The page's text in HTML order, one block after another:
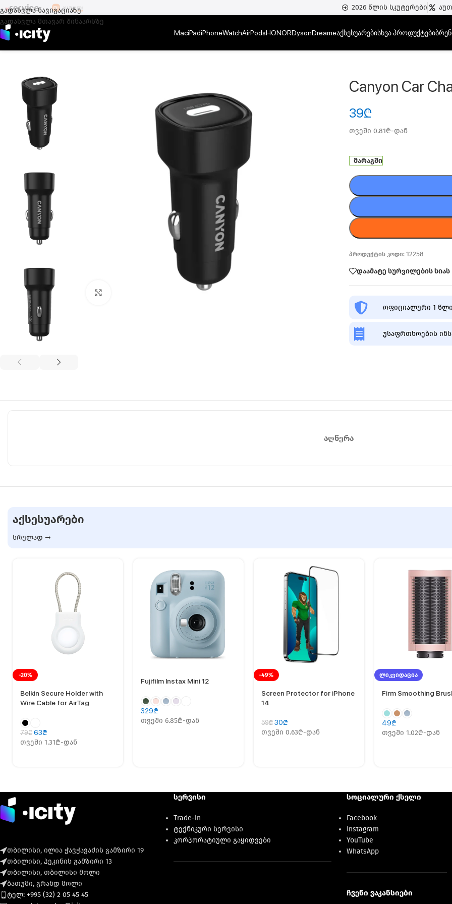
გადასვლა ნავიგაციაზე
გადასვლა მთავარ შინაარსზე
2026 წლის სკუტერები
MaciPadiPhoneWatchAirPodsHONORDysonDreameაქსესუარებისხვა პროდუქტები
Canyon Car
39₾
თვეში 0.81₾-დან
მარაგში
პროდუქტის კოდი: 12258
დაამატე სურვილების სიას
ოფიციალური 1
უსაფრთხოების
ᲐᲦᲬᲔᲠᲐ
ᲐᲥᲡᲔᲡᲣᲐᲠᲔᲑᲘ
სრულად ➞
-20%
Belkin Secure Holder with
Wire Cable for AirTag
79₾ 63₾
თვეში 1.31₾-დან
Fujifilm Instax Mini 12
329₾
თვეში 6.85₾-დან
-49%
Screen Protector for iPhone
14
59₾ 30₾
თვეში 0.63₾-დან
ᲚᲘᲙᲕᲘᲓᲐᲪᲘᲐ
Firm Smoothing
49₾
თვეში 1.02₾-დან
თბილისი, ილია ჭავჭავაძის გამზირი 19
თბილისი, პეკინის გამზირი 13
თბილისი, თბილისი მოლი
ბათუმი, გრანდ მოლი
ტელ: +995 (32) 2 05 45 45
სერვისი
Trade-in
ტექნიკური სერვისი
კორპორატიული გაყიდვები
სოციალური ქსელი
Facebook
Instagram
YouTube
WhatsApp
ჩვენი ვაკანსიები